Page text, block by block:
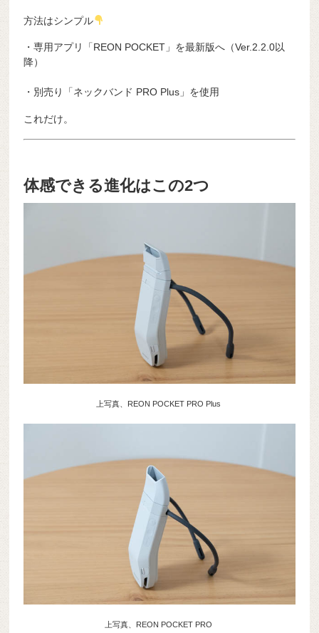
方法はシンプル
・専用アプリ「REON POCKET」を最新版へ（Ver.2.2.0以
降）
・別売り「ネックバンド PRO Plus」を使用
これだけ。
体感できる進化はこの2つ
上写真、REON POCKET PRO Plus
上写真、REON POCKET PRO